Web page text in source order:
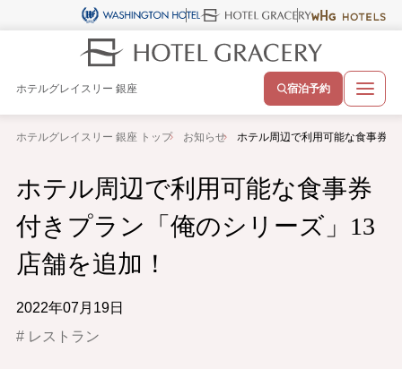
ホテルグレイスリー 銀座 宿泊予約
ホテルグレイスリー 銀座 トップ お知らせ ホテル周辺で利用可能な食事券
ホテル周辺で利用可能な食事券
付きプラン「俺のシリーズ」13
店舗を追加！
2022年07月19日
レストラン